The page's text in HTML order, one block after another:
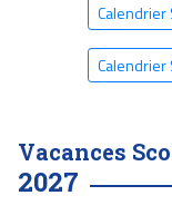
Calendrier
Calendrier
Vacances
2027